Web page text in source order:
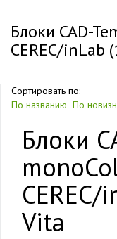
Блоки CAD-
CEREC/inLab
Сортировать по:
По названию По
Блоки
Vita